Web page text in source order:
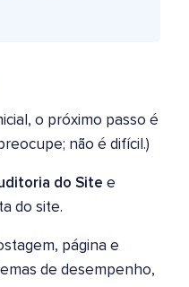
o próximo passo é
não é difícil.)
do Site e
do site.
página e
de desempenho,